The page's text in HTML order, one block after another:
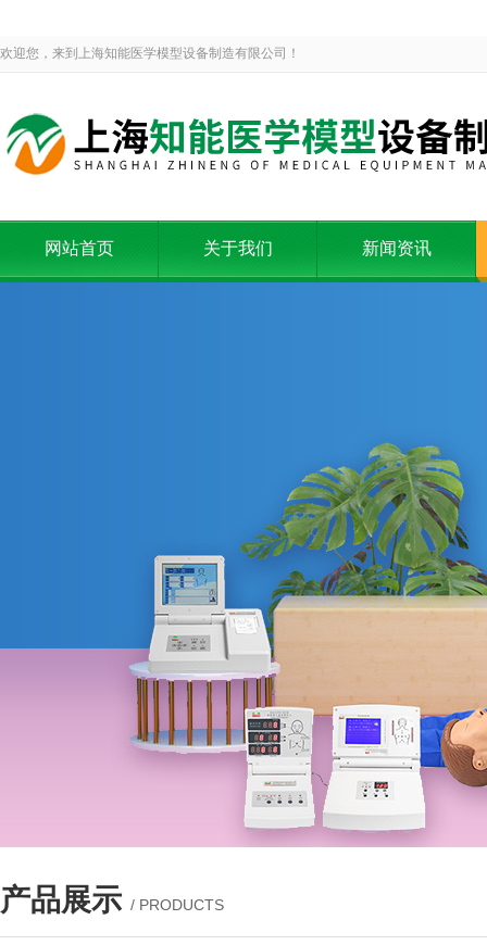
欢迎您，来到上海知能医学模型设备制造有限公司！
网站首页 关于我们 新闻资讯
产品展示 / PRODUCTS